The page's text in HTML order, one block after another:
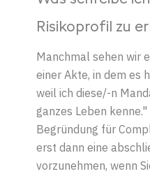
Risikoprofil zu
Manchmal sehen wir
einer Akte, in dem es
weil ich diese/-n
ganzes Leben
Begründung für
erst dann eine
vorzunehmen, wenn